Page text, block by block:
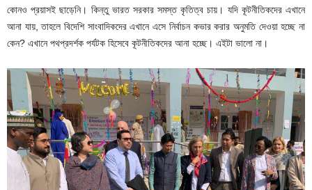
কোনও প্রয়াসই ছাড়েনি। কিন্তু ভারত সরকার সমস্ত কৃতিত্ব চায়। যদি কূটনীতিকদের এখানে
আনা যায়, তাহলে বিদেশি সাংবাদিকদের এখানে এসে নির্বাচন কভার করার অনুমতি দেওয়া হচ্ছে না
কেন? এখানে পথপ্রদর্শক পর্যটক হিসেবে কূটনীতিকদের আনা হচ্ছে। এইটা ভালো না।